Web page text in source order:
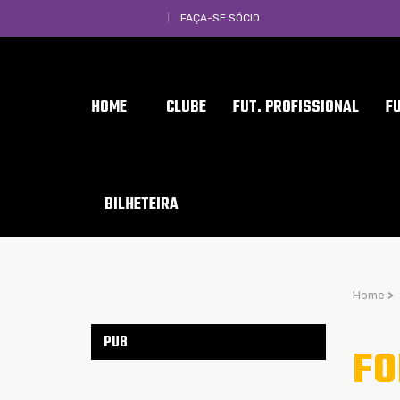
FAÇA-SE SÓCIO
HOME CLUBE FUT. PROFISSIONAL
BILHETEIRA
Home >
PUB